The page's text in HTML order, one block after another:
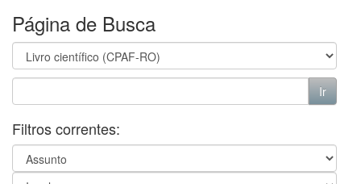
Página de Busca
Filtros correntes: